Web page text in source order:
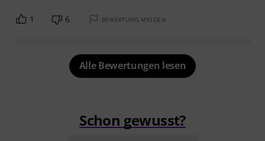
1 6 BEWERTUNG MELDEN
Alle Bewertungen lesen
Schon gewusst?